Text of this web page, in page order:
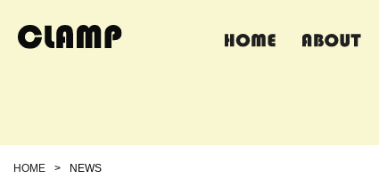
HOME > NEWS